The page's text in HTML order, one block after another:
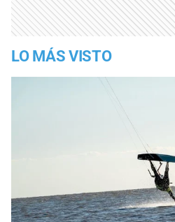
LO MÁS VISTO